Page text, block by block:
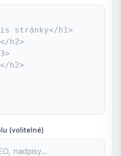
(volitelné)